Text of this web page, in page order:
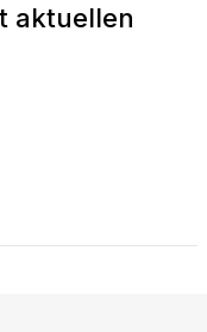
aktuellen